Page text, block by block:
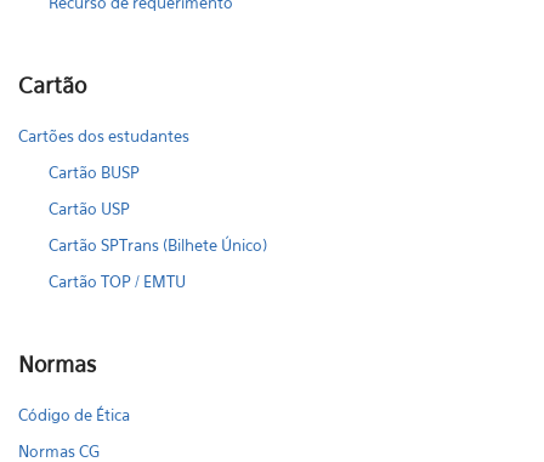
Cartão
Cartões dos estudantes
Cartão BUSP
Cartão USP
Cartão SPTrans (Bilhete Único)
Cartão TOP / EMTU
Normas
Código de Ética
Normas CG